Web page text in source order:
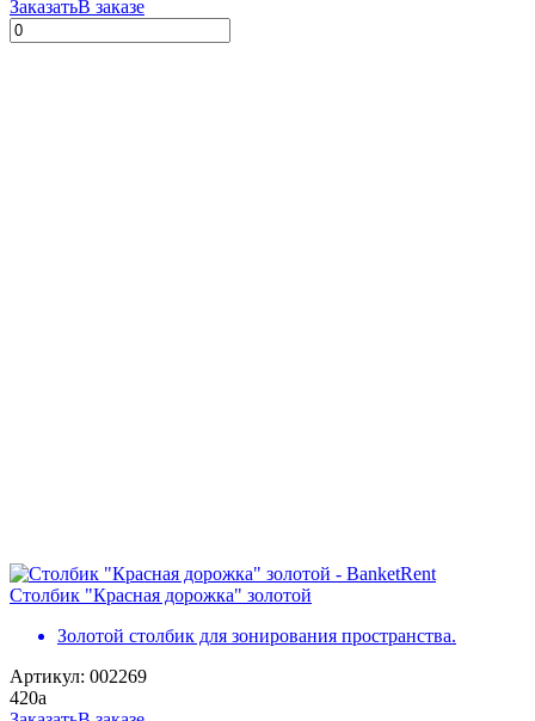
ЗаказатьВ заказе
Столбик "Красная дорожка" золотой
Золотой столбик для зонирования пространства.
Артикул: 002269
420a